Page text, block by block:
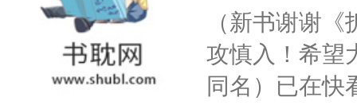
（新书谢谢
攻慎入！希望
同名）已在快